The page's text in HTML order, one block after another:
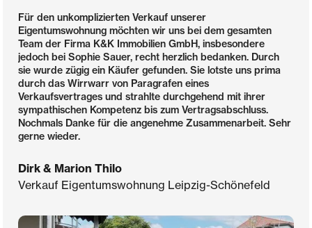
Für den unkomplizierten Verkauf unserer
Eigentumswohnung möchten wir uns bei dem gesamten
Team der Firma K&K Immobilien GmbH, insbesondere
jedoch bei Sophie Sauer, recht herzlich bedanken. Durch
sie wurde zügig ein Käufer gefunden. Sie lotste uns prima
durch das Wirrwarr von Paragrafen eines
Verkaufsvertrages und strahlte durchgehend mit ihrer
sympathischen Kompetenz bis zum Vertragsabschluss.
Nochmals Danke für die angenehme Zusammenarbeit. Sehr
gerne wieder.
Dirk & Marion Thilo
Verkauf Eigentumswohnung Leipzig-Schönefeld